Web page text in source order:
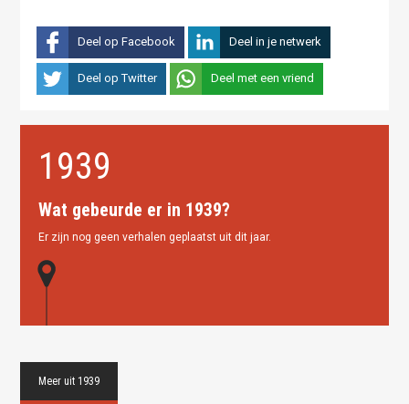
Deel op Facebook Deel in je netwerk
Deel op Twitter Deel met een vriend
1939
Wat gebeurde er in 1939?
Er zijn nog geen verhalen geplaatst uit dit jaar.
Meer uit 1939